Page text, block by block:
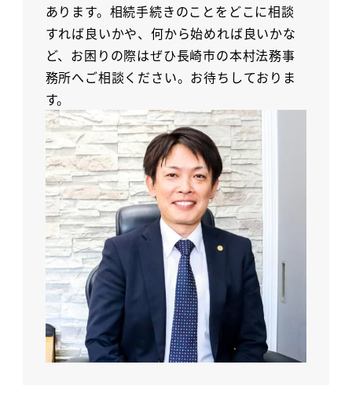
あります。相続手続きのことをどこに相談
すれば良いかや、何から始めれば良いかな
ど、お困りの際はぜひ長崎市の本村法務事
務所へご相談ください。お待ちしておりま
す。